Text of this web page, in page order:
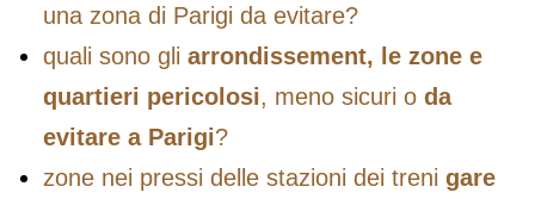
una zona di Parigi da evitare?
quali sono gli arrondissement, le zone e
quartieri pericolosi, meno sicuri o da
evitare a Parigi?
zone nei pressi delle stazioni dei treni gare